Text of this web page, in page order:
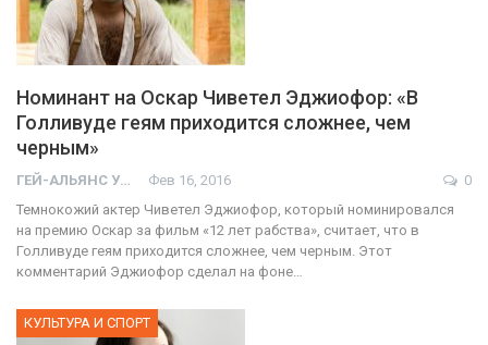
Номинант на Оскар Чиветел Эджиофор: «В
Голливуде геям приходится сложнее, чем
черным»
ГЕЙ-АЛЬЯНС УКРАИНА Фев 16, 2016
0
Темнокожий актер Чиветел Эджиофор, который номинировался
на премию Оскар за фильм «12 лет рабства», считает, что в
Голливуде геям приходится сложнее, чем черным. Этот
комментарий Эджиофор сделал на фоне…
КУЛЬТУРА И СПОРТ